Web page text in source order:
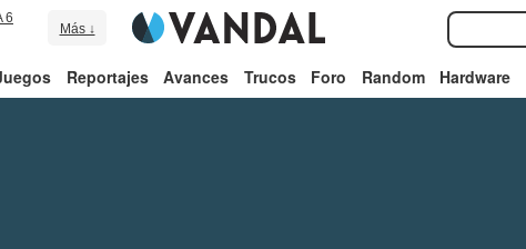
6
Más ↓
Reportajes Avances Trucos Foro Random Hardware